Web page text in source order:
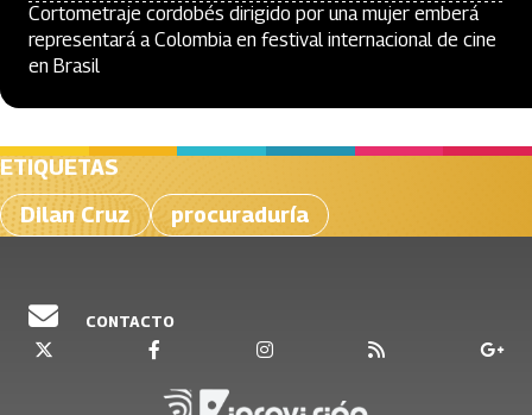
Cortometraje cordobés dirigido por una mujer emberá
representará a Colombia en festival internacional de cine
en Brasil
ETIQUETAS
Dilan Cruz
procuraduría
CONTACTO